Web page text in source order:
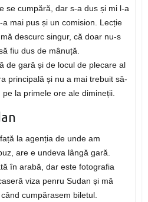
se cumpără, dar s-a dus și mi l-a
mai pus și un comision. Lecție
descurc singur, că doar nu-s
fiu dus de mânuță.
de gară și de locul de plecare al
principală și nu a mai trebuit să-
la primele ore ale dimineții.
la agenția de unde am
are e undeva lângă gară.
în arabă, dar este fotografia
viza penru Sudan și mă
cumpărasem biletul.